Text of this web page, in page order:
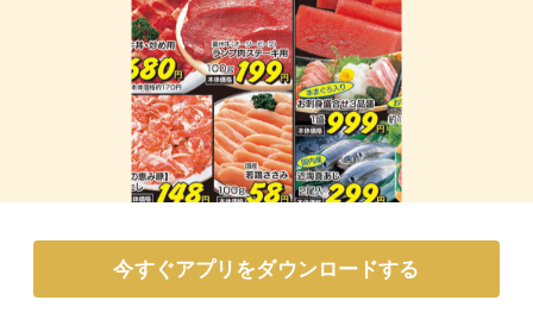
今すぐアプリをダウンロードする